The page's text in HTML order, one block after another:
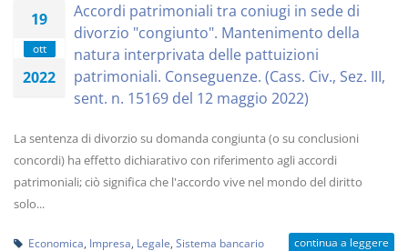
19
ott
2022
Accordi patrimoniali tra coniugi in sede di
divorzio "congiunto". Mantenimento della
natura interprivata delle pattuizioni
patrimoniali. Conseguenze. (Cass. Civ., Sez. III,
sent. n. 15169 del 12 maggio 2022)
La sentenza di divorzio su domanda congiunta (o su conclusioni
concordi) ha effetto dichiarativo con riferimento agli accordi
patrimoniali; ciò significa che l'accordo vive nel mondo del diritto
solo...
Economica Impresa Legale Sistema bancario continua a leggere